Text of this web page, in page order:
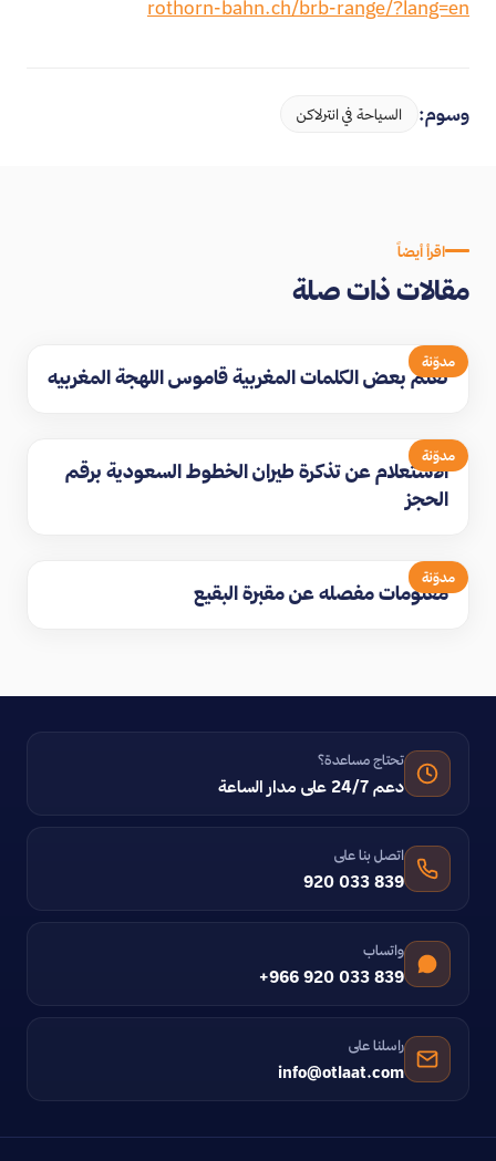
rothorn-bahn.ch/brb-range/?lang=en
وسوم: السياحة في انترلاكن
اقرأ أيضاً
مقالات ذات صلة
مدوّنة
تعلم بعض الكلمات المغربية قاموس اللهجة المغربيه
مدوّنة
الاستعلام عن تذكرة طيران الخطوط السعودية برقم
الحجز
مدوّنة
معلومات مفصله عن مقبرة البقيع
تحتاج مساعدة؟
دعم 24/7 على مدار الساعة
اتصل بنا على
920 033 839
واتساب
+966 920 033 839
راسلنا على
info@otlaat.com